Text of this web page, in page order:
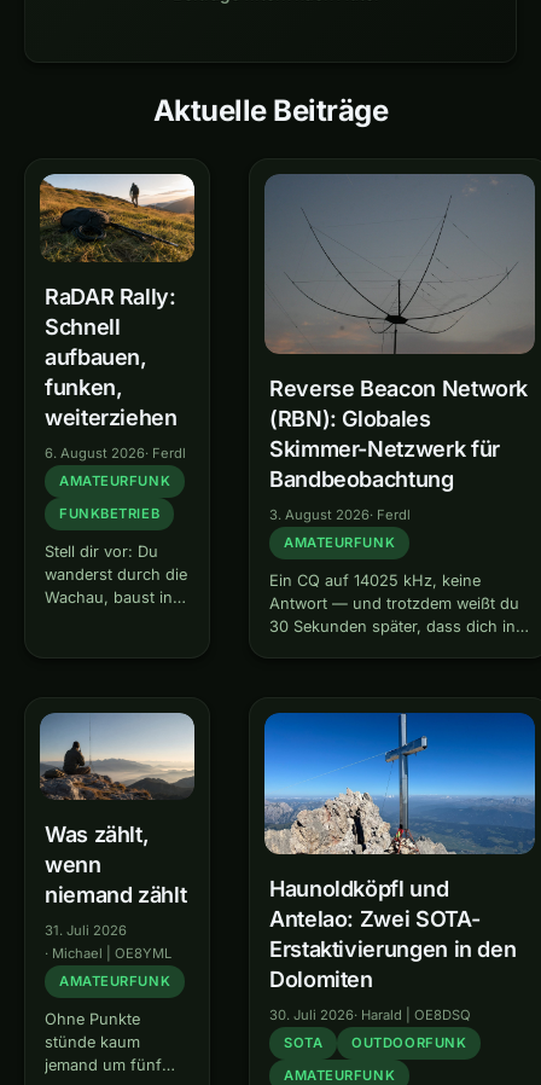
oeradio.at – Amateurfunk
Aktuelle Beiträge
RaDAR Rally:
Schnell
aufbauen,
funken,
weiterziehen
6. August 2026· Ferdl
AMATEURFUNK
FUNKBETRIEB
Stell dir vor: Du
wanderst durch die
Wachau, baust in
QSOs, baust alles
wieder ab — und
gehst einen
Kilometer weiter,
um es von Neuem
zu tun. Klingt…
Reverse Beacon Network
(RBN): Globales
Skimmer-Netzwerk für
Bandbeobachtung
3. August 2026· Ferdl
AMATEURFUNK
Ein CQ auf 14025 kHz, keine
Antwort — und trotzdem weißt du
30 Sekunden später, dass dich in
das leistet das Reverse Beacon
Network: ein…
Was zählt,
wenn
niemand zählt
31. Juli 2026
· Michael | OE8YML
AMATEURFUNK
Ohne Punkte
stünde kaum
jemand um fünf
Haunoldköpfl und
Antelao: Zwei SOTA-
Erstaktivierungen in den
Dolomiten
30. Juli 2026· Harald | OE8DSQ
SOTA
OUTDOORFUNK
AMATEURFUNK